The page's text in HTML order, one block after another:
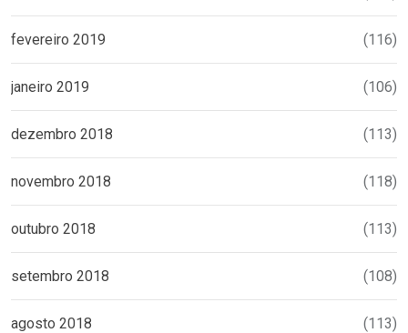
fevereiro 2019 (116)
janeiro 2019 (106)
dezembro 2018 (113)
novembro 2018 (118)
outubro 2018 (113)
setembro 2018 (108)
agosto 2018 (113)